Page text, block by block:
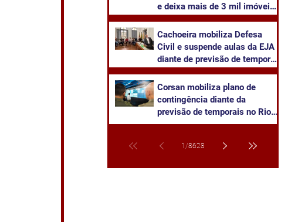
e deixa mais de 3 mil imóveis
Sul
Cachoeira mobiliza Defesa
Civil e suspende aulas da EJA
diante de previsão de temporal
Corsan mobiliza plano de
contingência diante da
previsão de temporais no Rio
Grande do Sul
1 /8628